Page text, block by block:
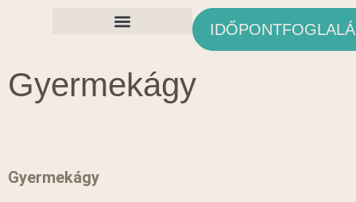
Gyermekágy
Gyermekágy